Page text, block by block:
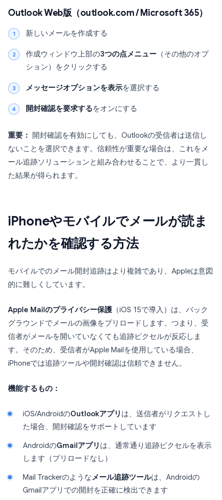
Outlook Web版（outlook.com / Microsoft 365）
新しいメールを作成する
作成ウィンドウ上部の3つの点メニュー （その他のオプ
ション）をクリックする
メッセージオプションを表示を選択する
開封確認を要求するをオンにする
重要：
開封確認を有効にしても、Outlookの受信者は送信し
ないことを選択できます。信頼性が重要な場合は、これをメ
ール追跡ソリューションと組み合わせることで、より一貫し
た結果が得られます。
iPhoneやモバイルでメールが読ま
れたかを確認する方法
モバイルでのメール開封追跡はより複雑であり、Appleは意図
的に難しくしています。
Apple Mailのプライバシー保護 （iOS 15で導入）は、バック
グラウンドでメールの画像をプリロードします。つまり、受
信者がメールを開いていなくても追跡ピクセルが反応しま
す。そのため、受信者がApple Mailを使用している場合、
iPhoneでは追跡ツールや開封確認は信頼できません。
機能するもの：
iOS/AndroidのOutlookアプリ は、送信者がリクエストし
た場合、開封確認をサポートしています
AndroidのGmailアプリ は、通常通り追跡ピクセルを表示
します（プリロードなし）
Mail Trackerのようなメール追跡ツールは、Androidの
Gmailアプリでの開封を正確に検出できます